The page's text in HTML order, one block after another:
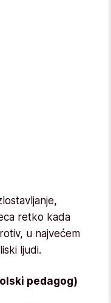
retko kada
u najvećem
ljudi.
pedagog)